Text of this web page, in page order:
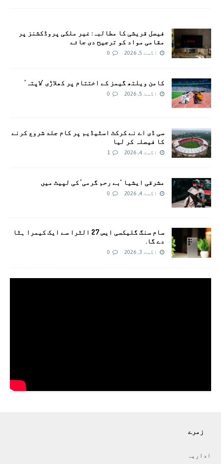
فیصل قریشی کا مطالبہ: غیر ملکی پروڈکشنز پر
مقامی مواد کو ترجیح دی جائے
اگست 5, 2026 0
کامن ویلتھ گیمز کے اختتام پر کھلاڑی ‘لاپتہ’
اگست 5, 2026 0
سی ڈی اے نے کرکٹ اسٹیڈیم پر کام جلد شروع کرنے
کا فیصلہ کر لیا
اگست 4, 2026 1
مشرقی ایشیا ‘بے رحم گرمی’ کی لپیٹ میں
اگست 4, 2026 0
سام سنگ گلیکسی ایس 27 الٹرا سے ایک کیمرا ہٹا
دے گا.
اگست 3, 2026 0
زمرے
اداريہ